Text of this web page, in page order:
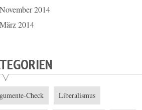
2014
2014
Check Liberalismus